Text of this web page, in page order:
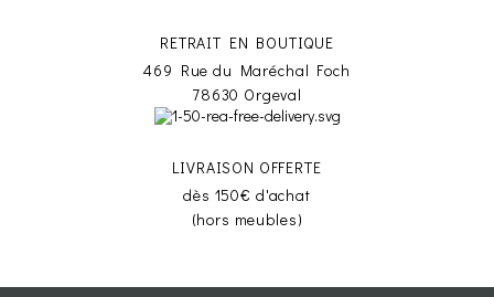
RETRAIT EN BOUTIQUE
469 Rue du Maréchal Foch
78630 Orgeval
LIVRAISON OFFERTE
dès 150€ d'achat
(hors meubles)